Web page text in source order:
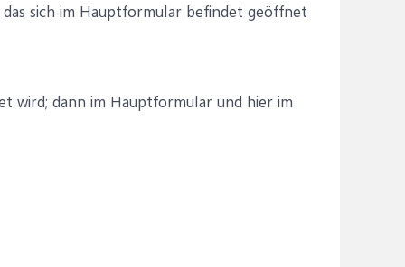
sich im Hauptformular befindet geöffnet
wird; dann im Hauptformular und hier im